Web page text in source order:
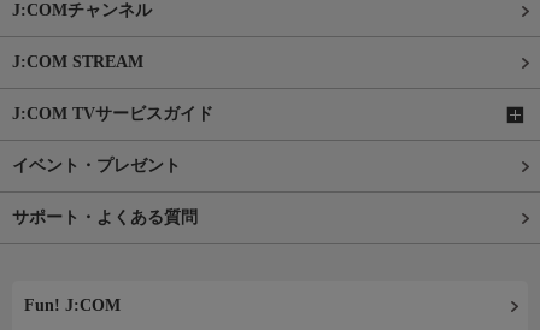
J:COMチャンネル
J:COM STREAM
J:COM TVサービスガイド
イベント・プレゼント
サポート・よくある質問
Fun! J:COM